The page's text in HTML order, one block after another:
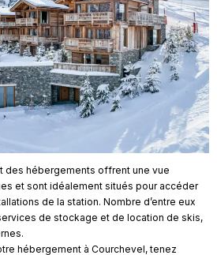
des hébergements offrent une vue
et sont idéalement situés pour accéder
de la station. Nombre d’entre eux
de stockage et de location de skis,
hébergement à Courchevel, tenez